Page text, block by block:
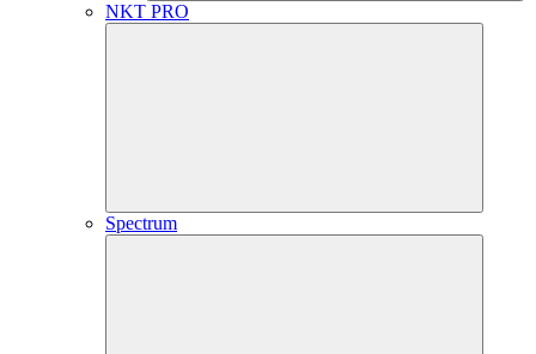
NKT PRO
Spectrum